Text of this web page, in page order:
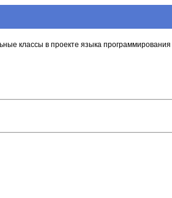
классы в проекте языка программирования